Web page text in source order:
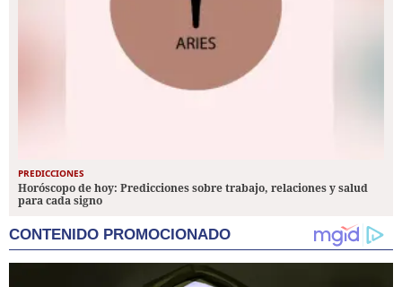
PREDICCIONES
Horóscopo de hoy: Predicciones sobre trabajo, relaciones y salud
para cada signo
CONTENIDO PROMOCIONADO